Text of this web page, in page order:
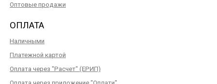
Оптовые продажи
ОПЛАТА
Наличными
Платежной картой
Оплата через "Расчет" (ЕРИП)